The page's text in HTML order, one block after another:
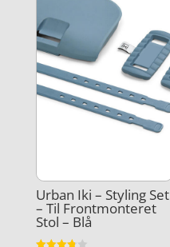
Urban Iki – Styling Set
– Til Frontmonteret
Stol – Blå